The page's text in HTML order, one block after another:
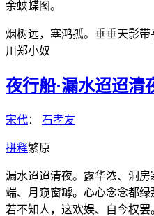
余蛱蝶图。
烟树远，塞鸿孤。垂垂天影
川郑小奴
夜行船·漏水迢迢清
宋代： 石孝友
拼释繁原
漏水迢迢清夜。露华浓、洞
端、月窥窗罅。心心念念都
若不知人，这欢娱、自今权罢